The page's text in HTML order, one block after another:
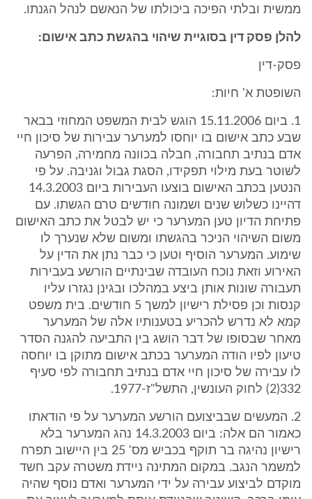
ממשית ובלתי הפיכה ביכולתו של הנאשם לנהל הגנתו.
להלן פסק דין בסוגיית שיהוי בהגשת כתב אישום:
פסק-דין
השופטת א' חיות:
1. ביום 15.11.2006 הוגש לבית המשפט המחוזי בבאר
שבע כתב אישום בו יוחסו למערער עבירות של סיכון חיי
אדם בנתיב תחבורה, חבלה בכוונה מחמירה, הפרעה
לשוטר בעת מילוי תפקידו, הסגת גבול וגניבה. על פי
הנטען בכתב האישום בוצעו העבירות ביום 14.3.2003
דהיינו כשלוש שנים ושמונה חודשים טרם הגשתו. עם
פתיחת הדיון טען המערער כי יש לבטל את כתב האישום
משום השיהוי הניכר בהגשתו ומשום שלא שנערך לו
שימוע. המערער הוסיף וטען כי כבר נתן את הדין על
האירוע וזאת נוכח העובדה שבינתיים הורשע בעבירות
תעבורה שונות אותן ביצע במהלכו ובגינן נגזרו עליו
קנסות וכן פסילת רישיון למשך 5 חודשים. בית משפט
קמא לא נדרש להכריע בטענותיו אלה של המערער
מאחר שבסופו של דבר הושג בין התביעה להגנה הסדר
טיעון לפיו הודה המערער בכתב אישום מתוקן בו יוחסה
לו עבירה של סיכון חיי אדם בנתיב תחבורה לפי סעיף
332(2) לחוק העונשין, התשל"ז-1977.
2. המעשים שבביצועם הורשע המערער על פי הודאתו
כאמור הם אלה: ביום 14.3.2003 נהג המערער בלא
רישיון נהיגה בר תוקף בכביש מס' 25 בין היישוב תפרח
למשמר הנגב. במקום המתינה ניידת משטרה עקב חשד
מוקדם לביצוע עבירה על ידי המערער ואדם נוסף שהיה